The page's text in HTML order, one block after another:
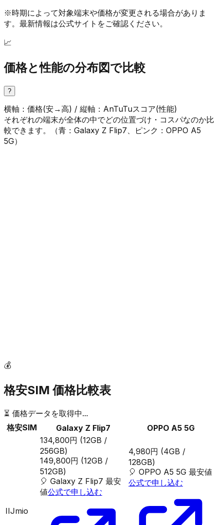
※時期によって対象端末や価格が変更される場合がありま
す。最新情報は公式サイトをご確認ください。
📈
価格と性能の分布図で比較
?
横軸：価格(安→高) / 縦軸：AnTuTuスコア(性能)
それぞれの端末が全体の中でどの位置づけ・コスパなのか比
較できます。（青 ： Galaxy Z Flip7 ピンク ： OPPO A5
5G）
💰
格安SIM 価格比較表
⏳ 価格データを取得中...
格安SIM
Galaxy Z Flip7 OPPO A5 5G
IIJmio
134,800円 (12GB /
256GB)
149,800円 (12GB /
512GB)
🎈 Galaxy Z Flip7 最安
値公式で申し込む
4,980円 (4GB /
128GB)
🎈 OPPO A5 5G 最安値
公式で申し込む